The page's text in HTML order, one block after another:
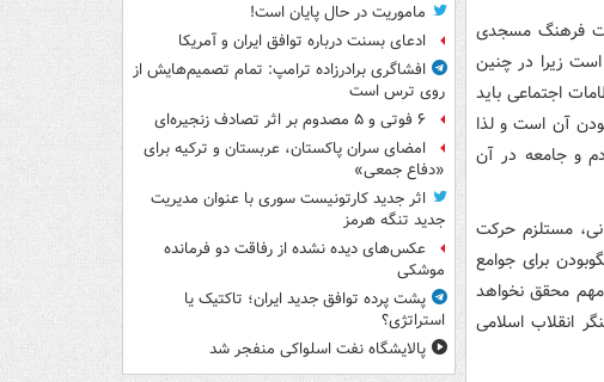
فرهنگ مسجدی
زیرا در چنین
اجتماعی باید
آن است و لذا
و جامعه در آن
مستلزم حرکت
برای جوامع
محقق نخواهد
انقلاب اسلامی
ماموریت در حال پایان است!
ادعای بسنت درباره توافق ایران و آمریکا
افشاگری برادرزاده ترامپ: تمام تصمیم‌هایش از
روی ترس است
۶ فوتی و ۵ مصدوم بر اثر تصادف زنجیره‌ای
امضای سران پاکستان، عربستان و ترکیه برای
«دفاع جمعی»
اثر جدید کارتونیست سوری با عنوان مدیریت
جدید تنگه هرمز
عکس‌های دیده نشده از رفاقت دو فرمانده‌
موشکی
پشت پرده توافق جدید ایران؛ تاکتیک یا
استراتژی؟
پالایشگاه نفت اسلواکی منفجر شد